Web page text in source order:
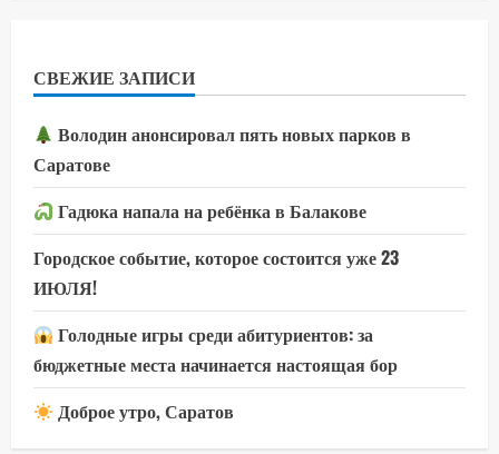
СВЕЖИЕ ЗАПИСИ
Володин анонсировал пять новых парков в
Саратове
Гадюка напала на ребёнка в Балакове
Городское событие, которое состоится уже 23
ИЮЛЯ!
Голодные игры среди абитуриентов: за
бюджетные места начинается настоящая бор
Доброе утро, Саратов